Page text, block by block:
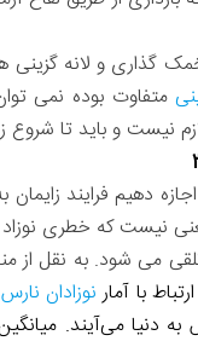
متفاوت بوده نمی
نیست و باید تا
دهیم فرایند
نیست که خطری
با آمارنوزادان نارس